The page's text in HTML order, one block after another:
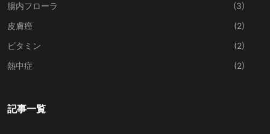
腸内フローラ
(3)
皮膚癌
(2)
ビタミン
(2)
熱中症
(2)
記事一覧